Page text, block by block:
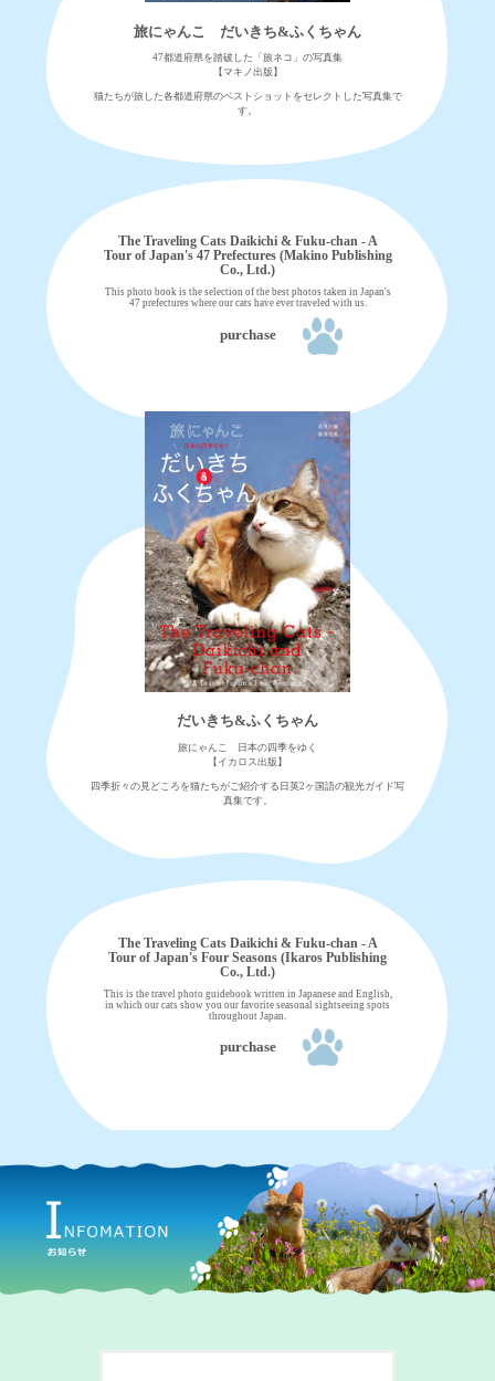
旅にゃんこ だいきち&ふくちゃん
47都道府県を踏破した「旅ネコ」の写真集
【マキノ出版】
猫たちが旅した各都道府県のベストショットをセレクトした写真集で
す。
The Traveling Cats Daikichi & Fuku-chan - A
Tour of Japan's 47 Prefectures (Makino Publishing
Co., Ltd.)
This photo book is the selection of the best photos taken in Japan's
47 prefectures where our cats have ever traveled with us.
purchase
だいきち&ふくちゃん
旅にゃんこ 日本の四季をゆく
【イカロス出版】
四季折々の見どころを猫たちがご紹介する日英2ヶ国語の観光ガイド写
真集です。
The Traveling Cats Daikichi & Fuku-chan - A
Tour of Japan's Four Seasons (Ikaros Publishing
Co., Ltd.)
This is the travel photo guidebook written in Japanese and English,
in which our cats show you our favorite seasonal sightseeing spots
throughout Japan.
purchase